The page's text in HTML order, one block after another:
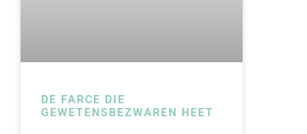
DE FARCE DIE
GEWETENSBEZWAREN HEET